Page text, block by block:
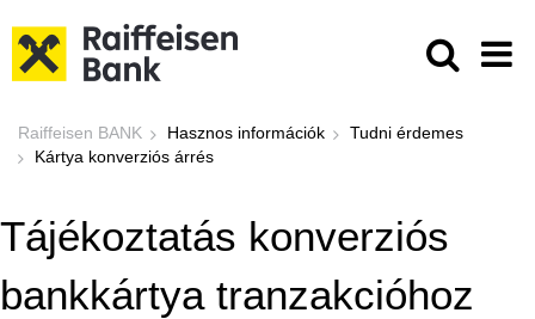
Kártya konverziós árrés -
Raiffeisen BANK Hasznos információk
Tudni érdemes
Kártya konverziós árrés
Tájékoztatás konverziós
bankkártya tranzakcióhoz